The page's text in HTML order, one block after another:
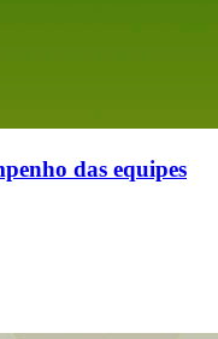
das equipes